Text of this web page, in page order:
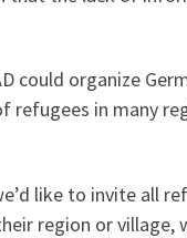
could organize
in many
like to invite all
region or village,